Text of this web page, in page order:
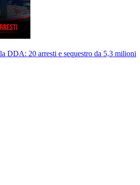
DDA: 20 arresti e sequestro da 5,3 milioni